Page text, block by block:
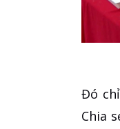
Đó
Chia